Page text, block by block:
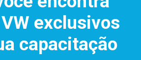
exclusivos
capacitação